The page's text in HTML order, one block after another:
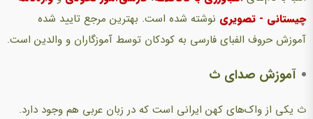
چیستانی - تصویری نوشته شده است. بهترین مرجع تایید شده
آموزش حروف الفبای فارسی به کودکان توسط آموزگاران و والدین است.
آموزش صدای ث
ث یکی از واک‌های کهن ایرانی است که در زبان عربی هم وجود دارد.